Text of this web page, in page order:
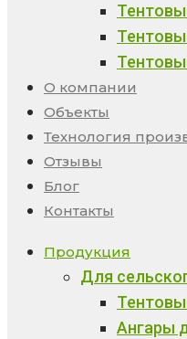
О компании
Объекты
Технология
Отзывы
Блог
Контакты
Продукция
Для
Ангары